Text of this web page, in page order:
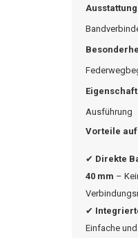
Ausführung
Vorteile
✔ Direkte
40 mm –
✔
Einfache